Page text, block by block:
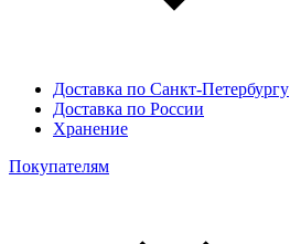
Доставка по Санкт-Петербургу
Доставка по России
Хранение
Покупателям